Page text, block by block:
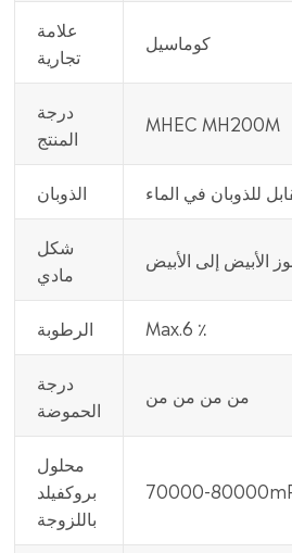
علامة
تجارية
كوماسيل
درجة
المنتج
MHEC MH200M
الذوبان للذوبان في الماء
شكل
مادي
الأبيض إلى الأبيض
الرطوبة Max.6 ٪
درجة
الحموضة
من من من من
محلول
بروكفيلد
باللزوجة
70000-